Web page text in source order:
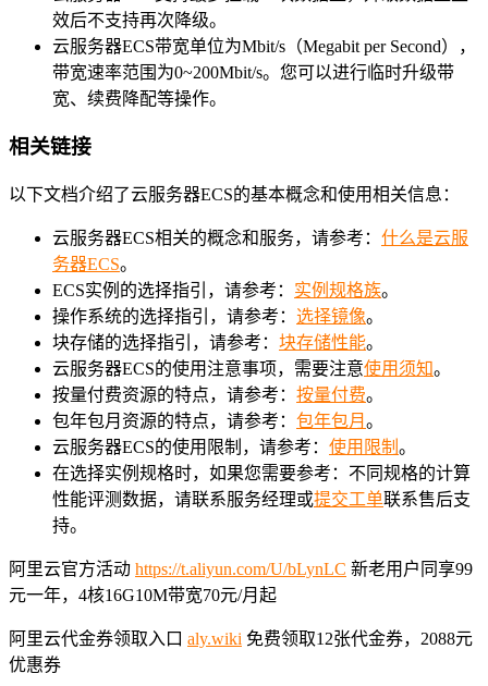
效后不支持再次降级。
云服务器ECS带宽单位为Mbit/s（Megabit per Second），
带宽速率范围为0~200Mbit/s。您可以进行临时升级带
宽、续费降配等操作。
相关链接
以下文档介绍了云服务器ECS的基本概念和使用相关信息：
云服务器ECS相关的概念和服务，请参考： 什么是云服
务器ECS。
ECS实例的选择指引，请参考： 实例规格族。
操作系统的选择指引，请参考： 选择镜像。
块存储的选择指引，请参考： 块存储性能。
云服务器ECS的使用注意事项，需要注意使用须知。
按量付费资源的特点，请参考： 按量付费。
包年包月资源的特点，请参考： 包年包月 。
云服务器ECS的使用限制，请参考： 使用限制 。
在选择实例规格时，如果您需要参考：不同规格的计算
性能评测数据，请联系服务经理或提交工单联系售后支
持。
阿里云官方活动 https://t.aliyun.com/U/bLynLC 新老用户同享99
元一年，4核16G10M带宽70元/月起
阿里云代金券领取入口 aly.wiki 免费领取12张代金券，2088元
优惠券